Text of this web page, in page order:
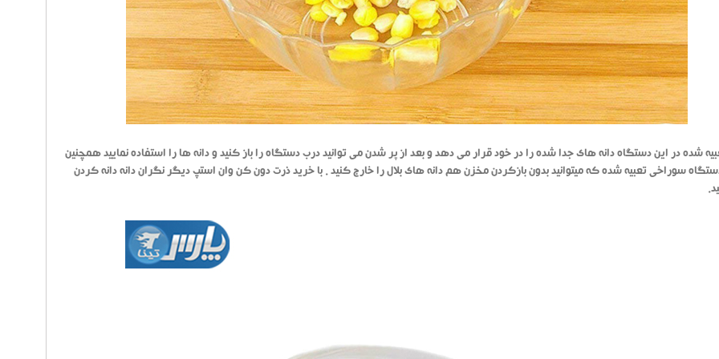
شده در این دستگاه دانه های جدا شده را در خود قرار می دهد و بعد از پر شدن می توانید درب دستگاه را باز کنید و دانه ها را استفاده نمایید همچنین
سوراخی تعبیه شده که میتوانید بدون بازکردن مخزن هم دانه های بلال را خارج کنید . با خرید ذرت دون کن وان استپ دیگر نگران دانه دانه کردن